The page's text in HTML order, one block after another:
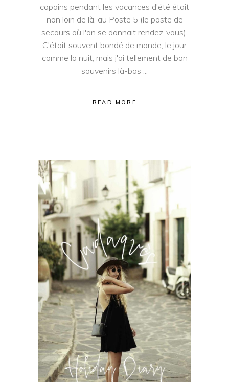
copains pendant les vacances d'été était
non loin de là, au Poste 5 (le poste de
secours où l'on se donnait rendez-vous).
C'était souvent bondé de monde, le jour
comme la nuit, mais j'ai tellement de bon
souvenirs là-bas
READ MORE